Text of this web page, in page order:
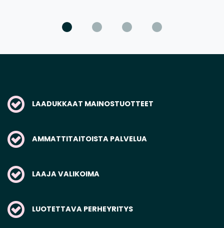
LAADUKKAAT MAINOSTUOTTEET
AMMATTITAITOISTA PALVELUA
LAAJA VALIKOIMA
LUOTETTAVA PERHEYRITYS